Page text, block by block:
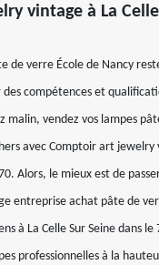
vintage à La
de verre École de Nancy
compétences et
malin, vendez vos lampes
avec Comptoir art jewelry
Alors, le mieux est de
entreprise achat pâte de
à La Celle Sur Seine dans le
professionnelles à la